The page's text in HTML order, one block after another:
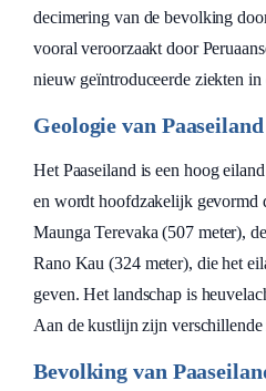
decimering van de bevolking
vooral veroorzaakt door
nieuw geïntroduceerde ziekten
Geologie van Paaseiland
Het Paaseiland is een hoog
en wordt hoofdzakelijk gevormd
Maunga Terevaka (507 meter),
Rano Kau (324 meter), die het
geven. Het landschap is
Aan de kustlijn zijn verschillende
Bevolking van